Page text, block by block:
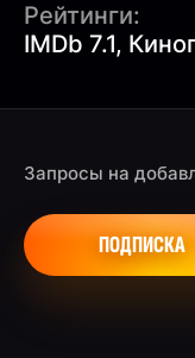
Рейтинги:
IMDb 7.1,
Запросы на
ПОДПИСКА